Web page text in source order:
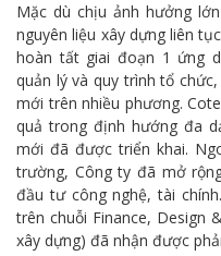
Mặc dù chịu ảnh hưởng
nguyên liệu xây dựng liên
hoàn tất giai đoạn 1 ứng
quản lý và quy trình tổ
mới trên nhiều phương.
quả trong định hướng đa
mới đã được triển khai.
trường, Công ty đã mở
đầu tư công nghệ, tài
trên chuỗi Finance, Design
xây dựng) đã nhận được